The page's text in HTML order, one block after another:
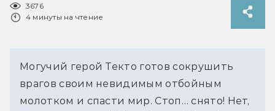
3676
4 минуты на чтение
Могучий герой Текто готов сокрушить
врагов своим невидимым отбойным
молотком и спасти мир. Стоп… снято! Нет,